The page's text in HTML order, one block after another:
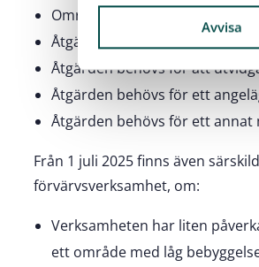
e
s
v
a
Avvisa
Området är väl avskilt från
Åtgärden behövs för en
Åtgärden behövs för att
Åtgärden behövs för ett
Åtgärden behövs för ett annat
Från 1 juli 2025 finns även
förvärvsverksamhet, om:
Verksamheten har liten
ett område med låg